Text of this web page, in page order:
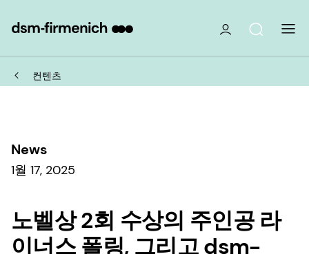
컨텐츠
News
1월 17, 2025
노벨상 2회 수상의 주인공 라
이너스 폴링, 그리고 dsm-